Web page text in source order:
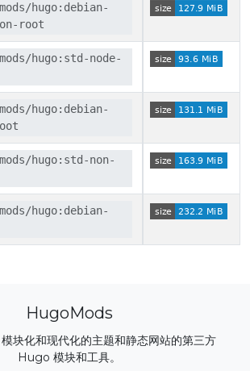
hugo:debian-
root
hugo:std-node-
hugo:debian-
hugo:std-non-
hugo:debian-
HugoMods
块化和现代化的主题和静态网站的第三方
Hugo 模块和工具。